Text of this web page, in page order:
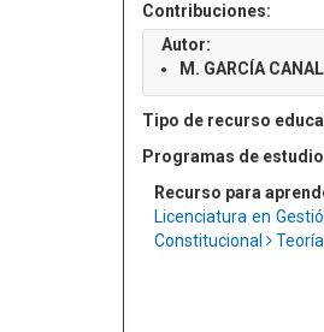
Contribuciones:
Autor:
M. GARCÍA
Tipo de recurso
Programas de
Recurso para
Licenciatura en
Constitucional